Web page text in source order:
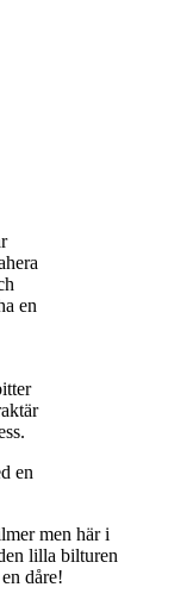
en
en
men här i
lilla bilturen
dåre!